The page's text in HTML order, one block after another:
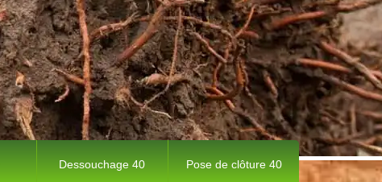
Dessouchage 40 Pose de clôture 40